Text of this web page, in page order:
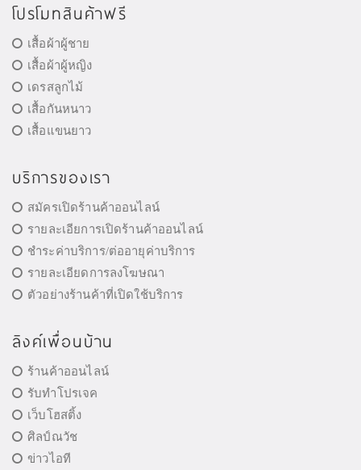
โปรโมทสินค้าฟรี
เสื้อผ้าผู้ชาย
เสื้อผ้าผู้หญิง
เดรสลูกไม้
เสื้อกันหนาว
เสื้อแขนยาว
บริการของเรา
สมัครเปิดร้านค้าออนไลน์
รายละเอียการเปิดร้านค้าออนไลน์
ชำระค่าบริการ/ต่ออายุค่าบริการ
รายละเอียดการลงโฆษณา
ตัวอย่างร้านค้าที่เปิดใช้บริการ
ลิงค์เพื่อนบ้าน
ร้านค้าออนไลน์
รับทำโปรเจค
เว็บโฮสติ้ง
ศิลป์ณวัช
ข่าวไอที